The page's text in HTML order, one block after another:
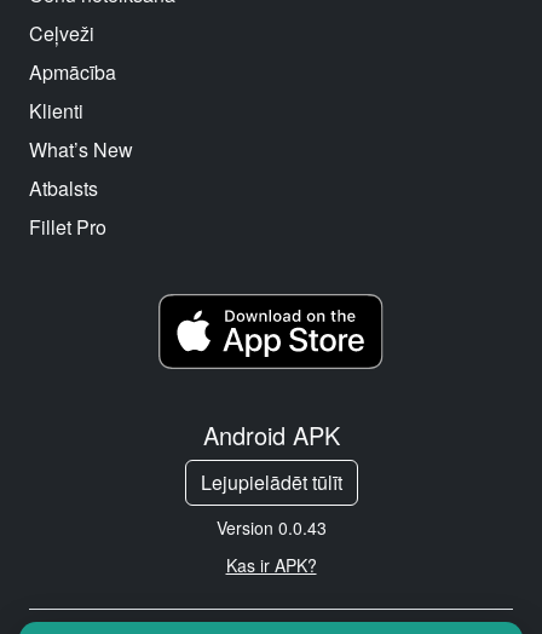
Ceļveži
Apmācība
Klienti
What’s New
Atbalsts
Fillet Pro
Android APK
Lejupielādēt tūlīt
Version 0.0.43
Kas ir APK?